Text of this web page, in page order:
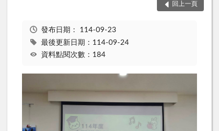
回上一頁
發布日期： 114-09-23
最後更新日期：114-09-24
資料點閱次數：184